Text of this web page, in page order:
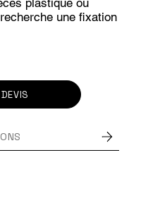
plastique ou
une fixation